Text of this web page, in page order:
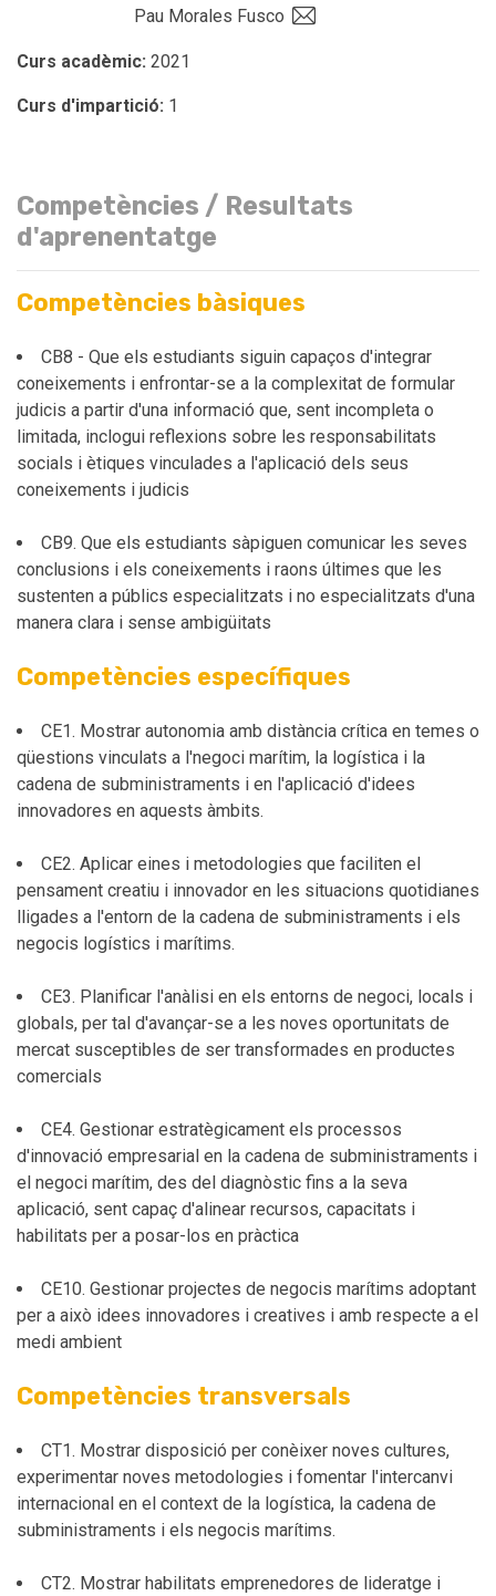
Pau Morales Fusco
Curs acadèmic: 2021
Curs d'impartició: 1
Competències / Resultats
d'aprenentatge
Competències bàsiques
CB8 - Que els estudiants siguin capaços d'integrar
coneixements i enfrontar-se a la complexitat de formular
judicis a partir d'una informació que, sent incompleta o
limitada, inclogui reflexions sobre les responsabilitats
socials i ètiques vinculades a l'aplicació dels seus
coneixements i judicis
CB9. Que els estudiants sàpiguen comunicar les seves
conclusions i els coneixements i raons últimes que les
sustenten a públics especialitzats i no especialitzats d'una
manera clara i sense ambigüitats
Competències específiques
CE1. Mostrar autonomia amb distància crítica en temes o
qüestions vinculats a l'negoci marítim, la logística i la
cadena de subministraments i en l'aplicació d'idees
innovadores en aquests àmbits.
CE2. Aplicar eines i metodologies que faciliten el
pensament creatiu i innovador en les situacions quotidianes
lligades a l'entorn de la cadena de subministraments i els
negocis logístics i marítims.
CE3. Planificar l'anàlisi en els entorns de negoci, locals i
globals, per tal d'avançar-se a les noves oportunitats de
mercat susceptibles de ser transformades en productes
comercials
CE4. Gestionar estratègicament els processos
d'innovació empresarial en la cadena de subministraments i
el negoci marítim, des del diagnòstic fins a la seva
aplicació, sent capaç d'alinear recursos, capacitats i
habilitats per a posar-los en pràctica
CE10. Gestionar projectes de negocis marítims adoptant
per a això idees innovadores i creatives i amb respecte a el
medi ambient
Competències transversals
CT1. Mostrar disposició per conèixer noves cultures,
experimentar noves metodologies i fomentar l'intercanvi
internacional en el context de la logística, la cadena de
subministraments i els negocis marítims.
CT2. Mostrar habilitats emprenedores de lideratge i